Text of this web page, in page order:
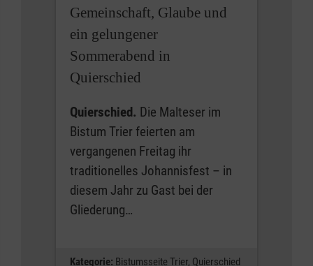
Gemeinschaft, Glaube und
ein gelungener
Sommerabend in
Quierschied
Quierschied. Die Malteser im
Bistum Trier feierten am
vergangenen Freitag ihr
traditionelles Johannisfest – in
diesem Jahr zu Gast bei der
Gliederung…
Kategorie: Bistumsseite Trier, Quierschied